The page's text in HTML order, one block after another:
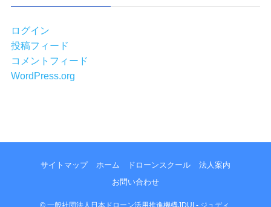
ログイン
投稿フィード
コメントフィード
WordPress.org
サイトマップ ホーム ドローンスクール
法人案内
お問い合わせ